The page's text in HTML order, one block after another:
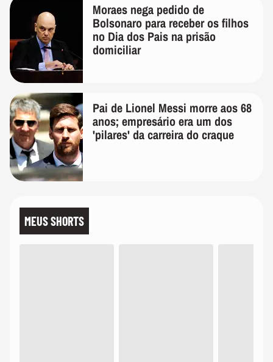
Moraes nega pedido de
Bolsonaro para receber os filhos
no Dia dos Pais na prisão
domiciliar
Pai de Lionel Messi morre aos 68
anos; empresário era um dos
'pilares' da carreira do craque
MEUS SHORTS